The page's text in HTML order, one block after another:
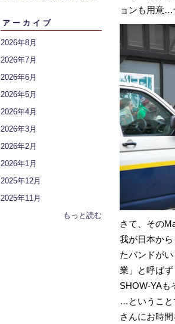
アーカイブ
2026年8月
2026年7月
2026年6月
2026年5月
2026年4月
2026年3月
2026年2月
2026年1月
2025年12月
2025年11月
もっと読む
ョンも用意…
さて、その
我が日本か
たバンドが
業」と呼ば
SHOW-YAも
…ということ
さんにお時